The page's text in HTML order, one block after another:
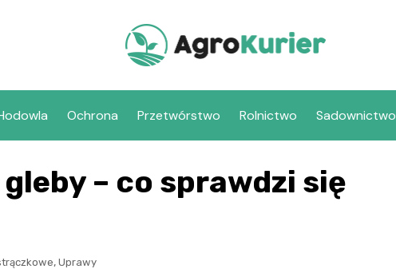
Ochrona Przetwórstwo Rolnictwo Sadownictwo
– co sprawdzi się
, Uprawy